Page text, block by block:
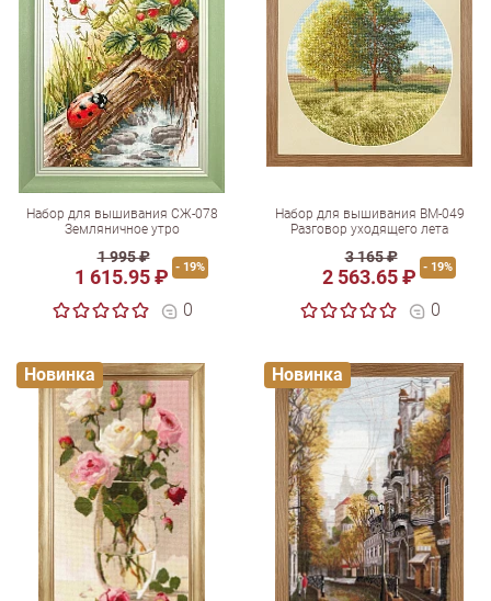
Набор для вышивания СЖ-078
Земляничное утро
1 995 ₽
1 615.95 ₽ - 19%
0
Набор для вышивания ВМ-049
Разговор уходящего лета
3 165 ₽
2 563.65 ₽ - 19%
0
Новинка Новинка